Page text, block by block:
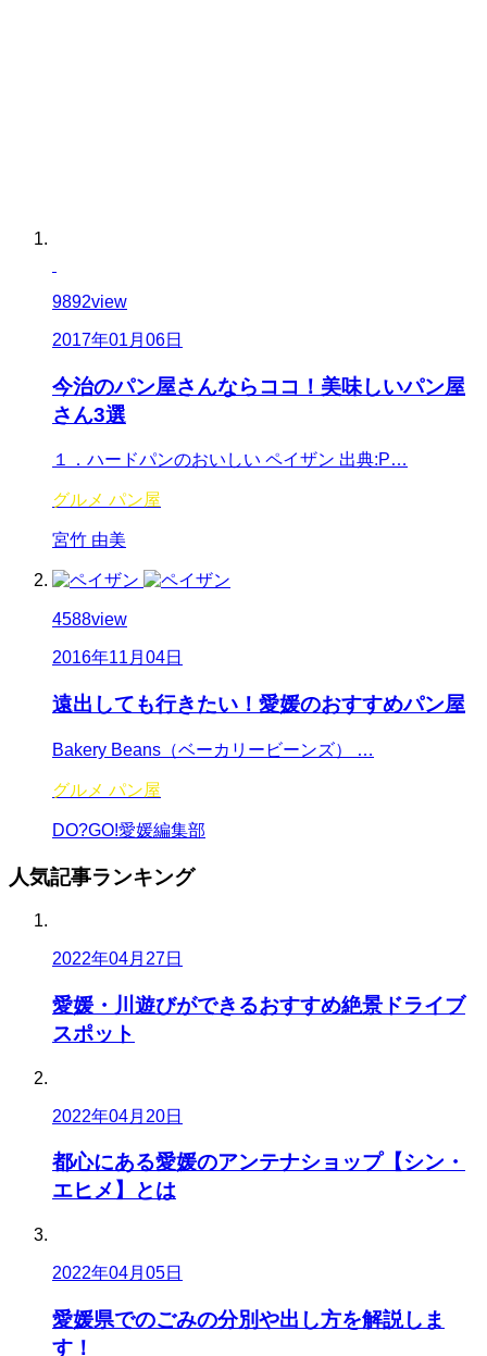
9892view
2017年01月06日
今治のパン屋さんならココ！美味しいパン屋
さん3選
１．ハードパンのおいしい ペイザン 出典:P…
グルメ パン屋
宮竹 由美
4588view
2016年11月04日
遠出しても行きたい！愛媛のおすすめパン屋
Bakery Beans（ベーカリービーンズ） …
グルメ パン屋
DO?GO!愛媛編集部
人気記事ランキング
2022年04月27日
愛媛・川遊びができるおすすめ絶景ドライブ
スポット
2022年04月20日
都心にある愛媛のアンテナショップ【シン・
エヒメ】とは
2022年04月05日
愛媛県でのごみの分別や出し方を解説しま
す！